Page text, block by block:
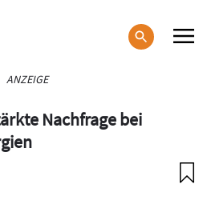
ANZEIGE
Nachfrage bei